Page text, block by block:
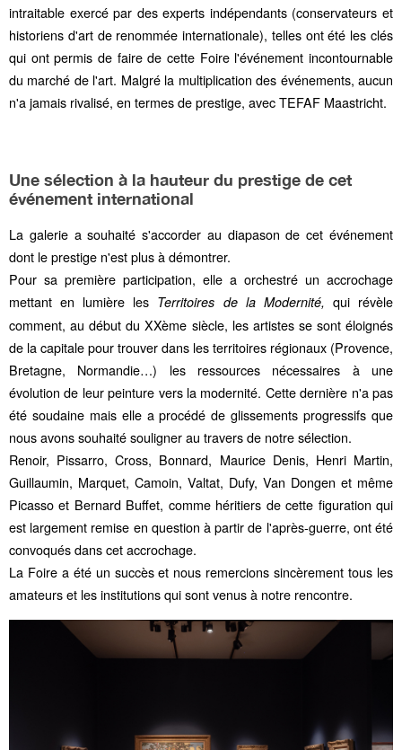
intraitable exercé par des experts indépendants (conservateurs et
historiens d'art de renommée internationale), telles ont été les clés
qui ont permis de faire de cette Foire l'événement incontournable
du marché de l'art. Malgré la multiplication des événements, aucun
n'a jamais rivalisé, en termes de prestige, avec TEFAF Maastricht.
Une sélection à la hauteur du prestige de cet
événement international
La galerie a souhaité s'accorder au diapason de cet événement
dont le prestige n'est plus à démontrer.
Pour sa première participation, elle a orchestré un accrochage
mettant en lumière les Territoires de la Modernité, qui révèle
comment, au début du XXème siècle, les artistes se sont éloignés
de la capitale pour trouver dans les territoires régionaux (Provence,
Bretagne, Normandie…) les ressources nécessaires à une
évolution de leur peinture vers la modernité. Cette dernière n'a pas
été soudaine mais elle a procédé de glissements progressifs que
nous avons souhaité souligner au travers de notre sélection.
Renoir, Pissarro,Cross, Bonnard, Maurice Denis, Henri Martin,
Guillaumin, Marquet, Camoin, Valtat, Dufy, Van Dongen et même
Picasso et Bernard Buffet, comme héritiers de cette figuration qui
est largement remise en question à partir de l'après-guerre, ont été
convoqués dans cet accrochage.
La Foire a été un succès et nous remercions sincèrement tous les
amateurs et les institutions qui sont venus à notre rencontre.